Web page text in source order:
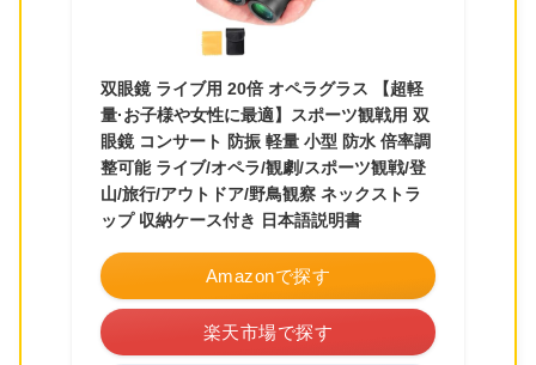
双眼鏡 ライブ用 20倍 オペラグラス 【超軽
量·お子様や女性に最適】スポーツ観戦用 双
眼鏡 コンサート 防振 軽量 小型 防水 倍率調
整可能 ライブ/オペラ/観劇/スポーツ観戦/登
山/旅行/アウトドア/野鳥観察 ネックストラ
ップ 収納ケース付き 日本語説明書
Amazonで探す
楽天市場で探す